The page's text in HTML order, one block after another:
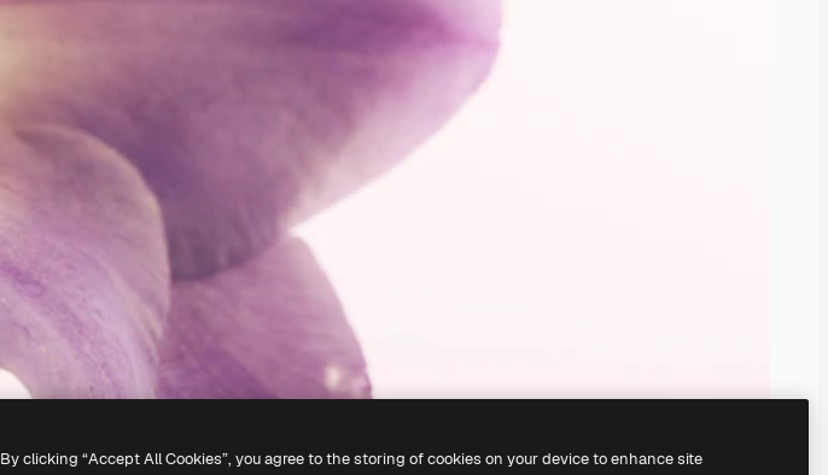
By clicking “Accept All Cookies”, you agree to the storing of cookies on your device to enhance site